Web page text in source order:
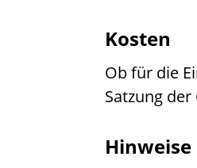
Kosten
Ob für die
Satzung
Hinweise